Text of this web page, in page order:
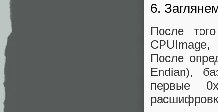
6.
После
CPUImage,
После
Endian),
первые